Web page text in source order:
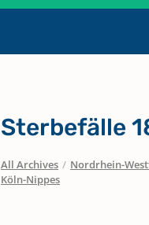
Sterbefälle
All Archives / Nordrhein-
Köln-Nippes